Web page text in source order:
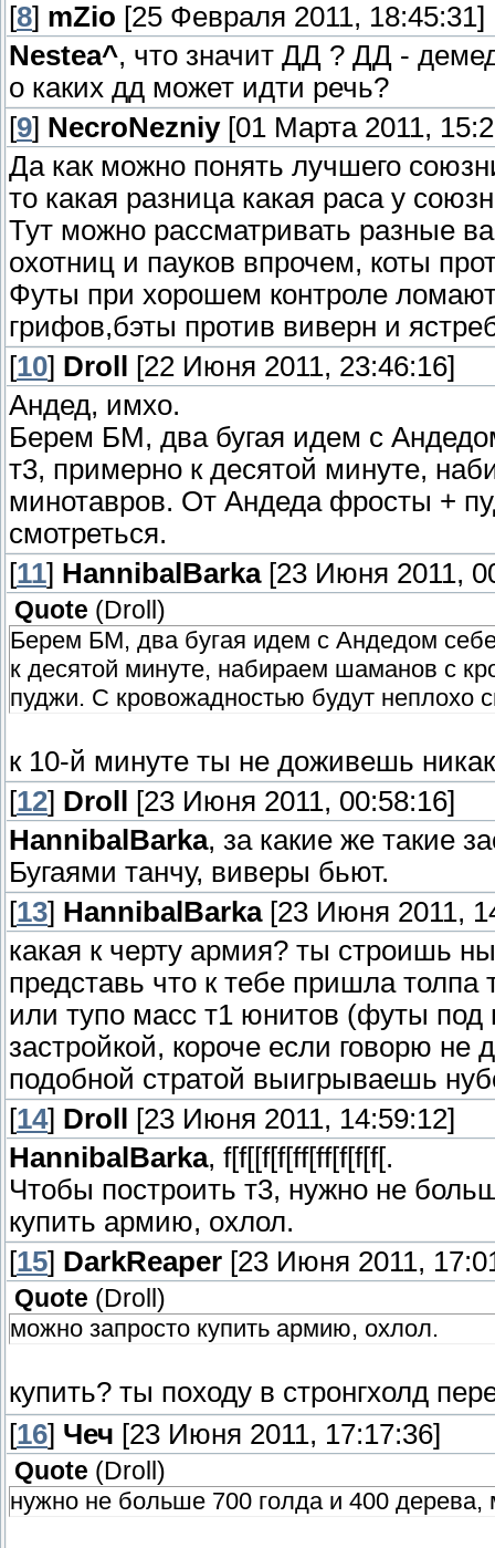
[8] mZio [25 Февраля 2011, 18:45:31]
Nestea^, что значит ДД ? ДД -
о каких дд может идти речь?
[9] NecroNezniy[01 Марта 2011,
Да как можно понять лучшего
то какая разница какая раса у
Тут можно рассматривать разные
охотниц и пауков впрочем, коты
Футы при хорошем контроле
грифов,бэты против виверн и
[10] Droll
[22 Июня 2011, 23:46:16]
Андед, имхо.
Берем БМ, два бугая идем с
т3, примерно к десятой минуте,
минотавров. От Андеда фросты +
смотреться.
[11] HannibalBarka[23 Июня 2011,
Quote ( Droll )
Берем БМ, два бугая идем с Андедом
к десятой минуте, набираем шаманов с
пуджи. С кровожадностью будут неплохо
к 10-й минуте ты не доживешь никак
[12] Droll
[23 Июня 2011, 00:58:16]
HannibalBarka, за какие же такие
Бугаями танчу, виверы бьют.
[13] HannibalBarka[23 Июня 2011,
какая к черту армия? ты строишь
представь что к тебе пришла толпа
или тупо масс т1 юнитов (футы
застройкой, короче если говорю
подобной стратой выигрываешь
[14] Droll
[23 Июня 2011, 14:59:12]
HannibalBarka, f[f[[f[f[ff[ff[f[f[f[.
Чтобы построить т3, нужно не
купить армию, охлол.
[15] DarkReaper [23 Июня 2011,
Quote ( Droll )
можно запросто купить армию, охлол.
купить? ты походу в стронгхолд
[16] Чеч [23 Июня 2011, 17:17:36]
Quote ( Droll )
нужно не больше 700 голда и 400